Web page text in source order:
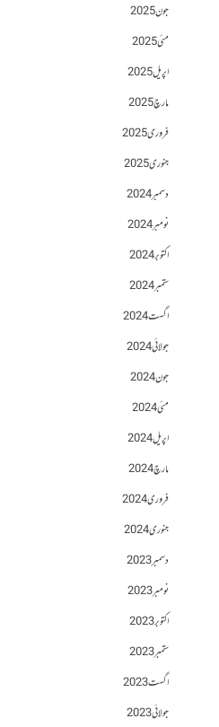
جون 2025
مئی 2025
اپریل 2025
مارچ 2025
فروری 2025
جنوری 2025
دسمبر 2024
نومبر 2024
اکتوبر 2024
ستمبر 2024
اگست 2024
جولائی 2024
جون 2024
مئی 2024
اپریل 2024
مارچ 2024
فروری 2024
جنوری 2024
دسمبر 2023
نومبر 2023
اکتوبر 2023
ستمبر 2023
اگست 2023
جولائی 2023